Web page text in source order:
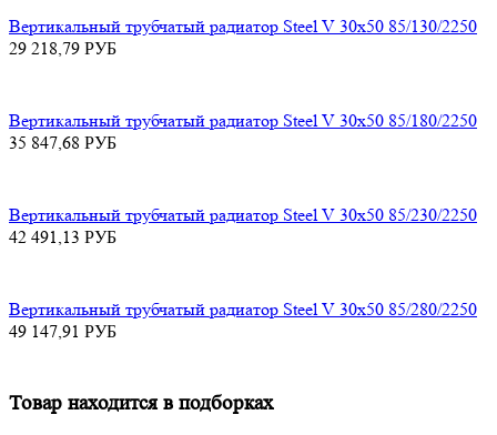
Вертикальный трубчатый радиатор Steel V 30х50 85/130/2250
29 218,79 РУБ
Вертикальный трубчатый радиатор Steel V 30х50 85/180/2250
35 847,68 РУБ
Вертикальный трубчатый радиатор Steel V 30х50 85/230/2250
42 491,13 РУБ
Вертикальный трубчатый радиатор Steel V 30х50 85/280/2250
49 147,91 РУБ
Товар находится в подборках